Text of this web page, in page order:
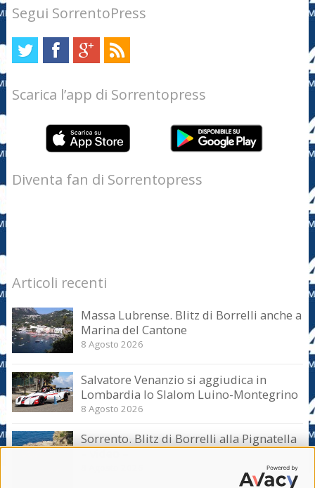
Segui SorrentoPress
Scarica l’app di Sorrentopress
Diventa fan di Sorrentopress
Articoli recenti
Massa Lubrense. Blitz di Borrelli anche a
Marina del Cantone
8 Agosto 2026
Salvatore Venanzio si aggiudica in
Lombardia lo Slalom Luino-Montegrino
8 Agosto 2026
Sorrento. Blitz di Borrelli alla Pignatella
– video –